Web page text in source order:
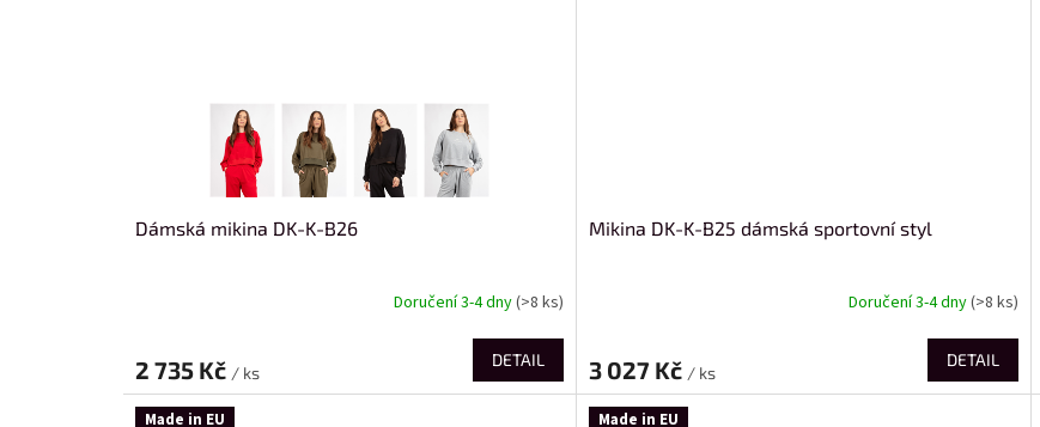
Dámská mikina DK-K-B26
Doručení 3-4 dny(>8 ks)
2 735 Kč / ks
DETAIL
Mikina DK-K-B25 dámská sportovní styl
Doručení 3-4 dny(>8 ks)
3 027 Kč / ks
DETAIL
Made in EU Made in EU